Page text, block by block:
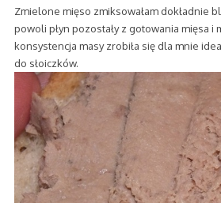
Zmielone mięso zmiksowałam dokładnie
powoli płyn pozostały z gotowania mięsa i
konsystencja masy zrobiła się dla mnie
do słoiczków.